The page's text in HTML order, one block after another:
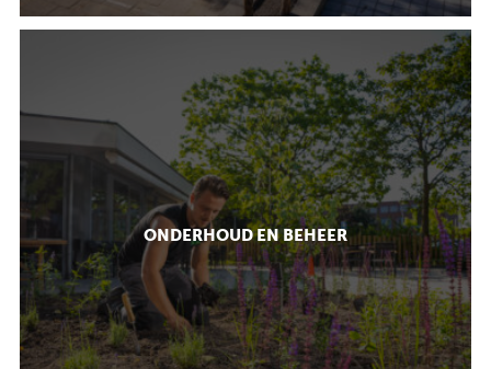
ONDERHOUD EN BEHEER